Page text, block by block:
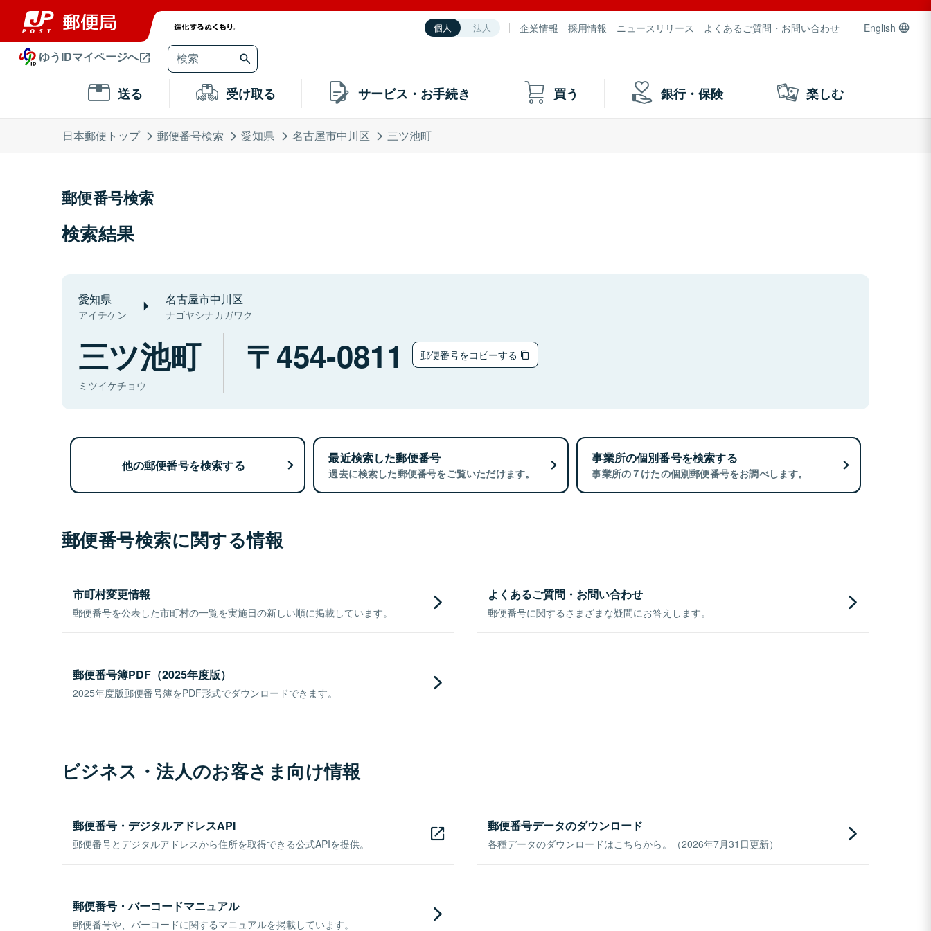
個人 法人 企業情報 採用情報 ニュースリリース よくあるご質問・お問い合わせ English
ゆうIDマイページへ
送る 受け取る サービス・お手続き 買う 銀行・保険 楽しむ
日本郵便トップ 郵便番号検索 愛知県 名古屋市中川区 三ツ池町
郵便番号検索
検索結果
愛知県
アイチケン
名古屋市中川区
ナゴヤシナカガワク
三ツ池町
ミツイケチョウ
454-0811 郵便番号をコピーする
他の郵便番号を検索する 最近検索した郵便番号
過去に検索した郵便番号をご覧いただけます。
事業所の個別番号を検索する
事業所の７けたの個別郵便番号をお調べします。
郵便番号検索に関する情報
市町村変更情報
郵便番号を公表した市町村の一覧を実施日の新しい順に掲載しています。
よくあるご質問・お問い合わせ
郵便番号に関するさまざまな疑問にお答えします。
郵便番号簿PDF（2025年度版）
2025年度版郵便番号簿をPDF形式でダウンロードできます。
ビジネス・法人のお客さま向け情報
郵便番号・デジタルアドレスAPI
郵便番号とデジタルアドレスから住所を取得できる公式APIを提供。
郵便番号データのダウンロード
各種データのダウンロードはこちらから。（2026年7月31日更新）
郵便番号・バーコードマニュアル
郵便番号や、バーコードに関するマニュアルを掲載しています。